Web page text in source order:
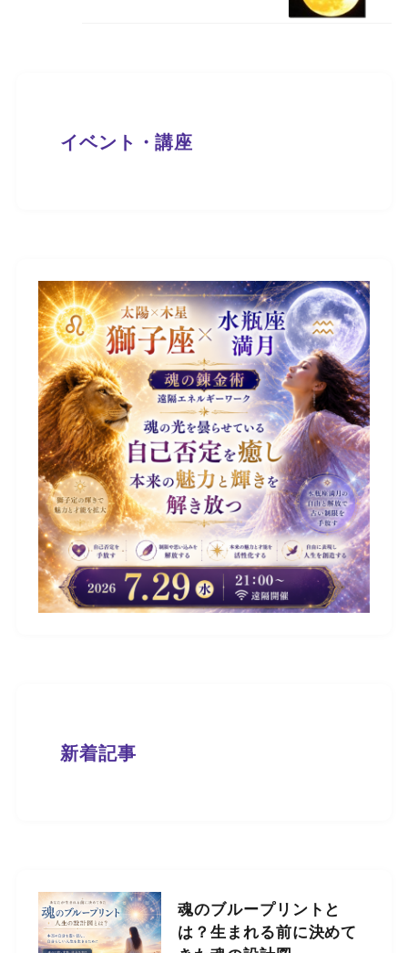
イベント・講座
新着記事
魂のブループリントと
は？生まれる前に決めて